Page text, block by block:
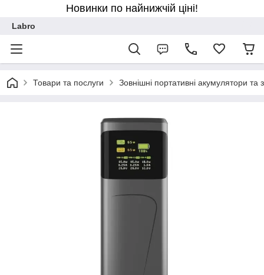
Новинки по найнижчій ціні!
Labro
Товари та послуги Зовнішні портативні акумулятори та